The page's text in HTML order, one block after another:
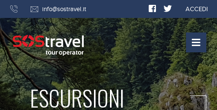
info@sostravel.it ACCEDI
ESCURSIONI